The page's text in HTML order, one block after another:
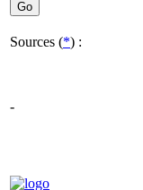
Sources (*) :
-